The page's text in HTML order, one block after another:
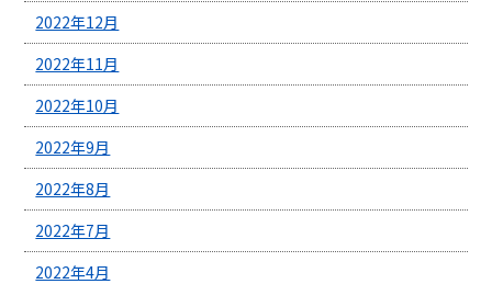
2022年12月
2022年11月
2022年10月
2022年9月
2022年8月
2022年7月
2022年4月